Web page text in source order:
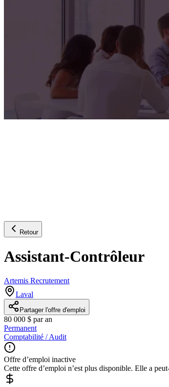
Retour
Assistant-Contrôleur
Artemis Recrutement
Laval
Partager l'offre d'emploi
80 000 $ par an
Permanent
Comptabilité / Audit
Offre d’emploi inactive
Cette offre d’emploi n’est plus disponible. Elle a